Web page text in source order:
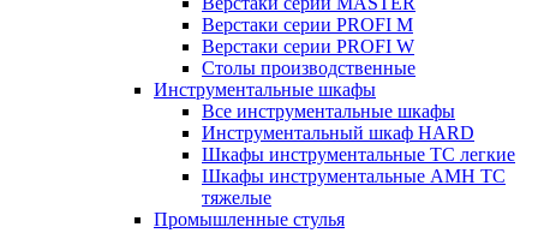
Верстаки серии PROFI M
Верстаки серии PROFI W
Столы производственные
Инструментальные шкафы
Все инструментальные шкафы
Инструментальный шкаф HARD
Шкафы инструментальные ТС легкие
Шкафы инструментальные AMH TC
тяжелые
Промышленные стулья